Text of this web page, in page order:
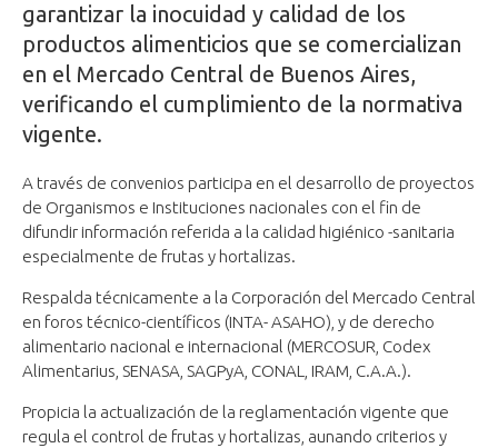
garantizar la inocuidad y calidad de los
productos alimenticios que se comercializan
en el Mercado Central de Buenos Aires,
verificando el cumplimiento de la normativa
vigente.
A través de convenios participa en el desarrollo de proyectos
de Organismos e Instituciones nacionales con el fin de
difundir información referida a la calidad higiénico -sanitaria
especialmente de frutas y hortalizas.
Respalda técnicamente a la Corporación del Mercado Central
en foros técnico-científicos (INTA- ASAHO), y de derecho
alimentario nacional e internacional (MERCOSUR, Codex
Alimentarius, SENASA, SAGPyA, CONAL, IRAM, C.A.A.).
Propicia la actualización de la reglamentación vigente que
regula el control de frutas y hortalizas, aunando criterios y